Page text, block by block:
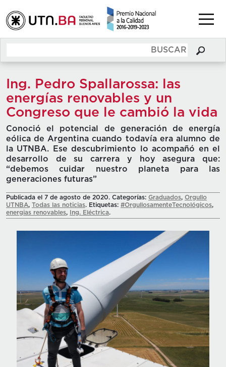
Ing. Pedro Spallarossa: las
energías renovables y un
Congreso que le cambió la vida
Conoció el potencial de generación de energía
eólica de Argentina cuando todavía era alumno de
la UTNBA. Ese descubrimiento lo acompañó en el
desarrollo de su carrera y hoy asegura que:
“debemos cuidar nuestro planeta para las
generaciones futuras”
Publicada el 7 de agosto de 2020. Categorías: Graduados, Orgullo
UTNBA, Todas las noticias. Etiquetas: #OrgullosamenteTecnológicos,
energias renovables, Ing. Eléctrica.